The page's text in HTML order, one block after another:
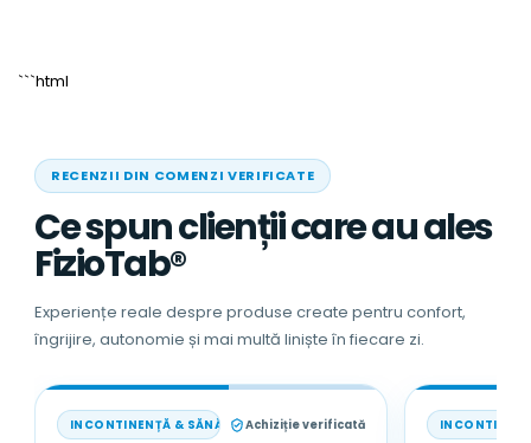
```html
RECENZII DIN COMENZI VERIFICATE
Ce spun clienții care au ales
FizioTab®
Experiențe reale despre produse create pentru confort,
îngrijire, autonomie și mai multă liniște în fiecare zi.
INCONTINENȚĂ & SĂNĂTATEAchiziție verificată